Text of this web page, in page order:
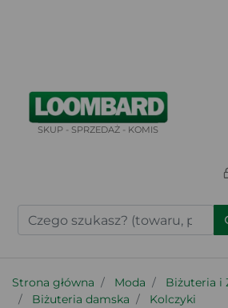
SKUP - SPRZEDAŻ - KOMIS
Strona główna Moda
Biżuteria i
Biżuteria damska
Kolczyki